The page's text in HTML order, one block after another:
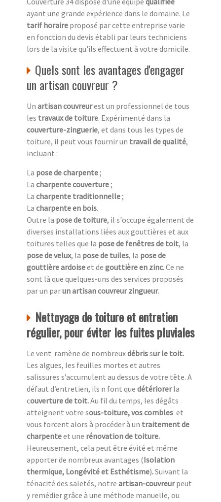
ayant une grande expérience dans le domaine. Le
tarif horaire proposé par cette entreprise varie
en fonction du devis établi par leurs techniciens
lors de la visite qu'ils effectuent à votre domicile.
Quels sont les avantages d'engager
un artisan couvreur ?
Un artisan couvreurest un professionnel de tous
les travaux de toiture. Expérimenté dans la
couverture-zinguerie, et dans tous les types de
toiture, il peut vous fournir un travail de qualité,
incluant :
La pose de charpente;
La charpente couverture;
La charpente traditionnelle;
La charpente en bois.
Outre la pose de toiture, il s'occupe également de
diverses installations liées aux gouttières et aux
toitures telles que la pose de fenêtres de toit, la
pose de velux, la pose de tuiles, la pose de
gouttière ardoiseet de gouttière en zinc. Ce ne
sont là que quelques-uns des services proposés
par un parun artisan couvreur zingueur.
Nettoyage de toiture et entretien
régulier, pour éviter les fuites pluviales
Le vent ramène de nombreuxdébrissur le toit.
Les algues, les feuilles mortes et autres
salissures s’accumulent au dessus de votre tête. A
défaut d’entretien, ils n font que détériorerla
couverture de toit.Au fil du temps, les dégâts
atteignent votre sous-toiture, vos combles et
vous forcent alors à procéder à un traitement de
charpenteet une rénovation de toiture.
Heureusement, cela peut être évité et même
apporter de nombreux avantages (Isolation
thermique, Longévité et Esthétisme).Suivant la
ténacité des saletés, notre artisan-couvreurpeut
y remédier grâce à une méthode manuelle, ou